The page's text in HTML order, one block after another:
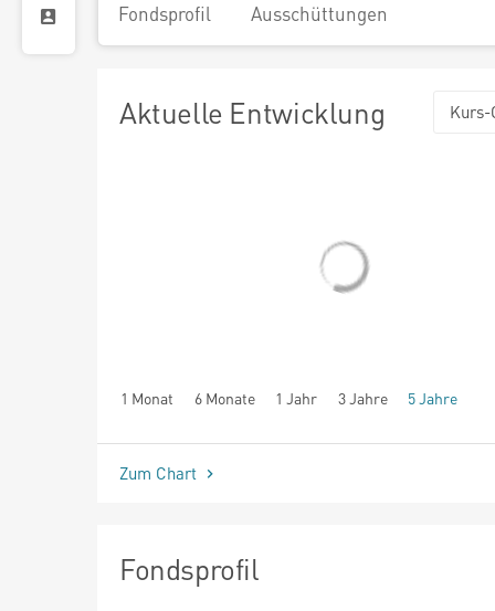
Fondsprofil Ausschüttungen
Aktuelle Entwicklung Kurs-
1 Monat 6 Monate 1 Jahr 3 Jahre 5 Jahre
seit Beginn
Zum Chart
Fondsprofil